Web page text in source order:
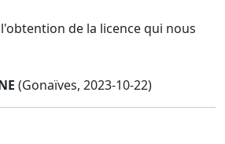
de la licence qui nous
(Gonaïves, 2023-10-22)